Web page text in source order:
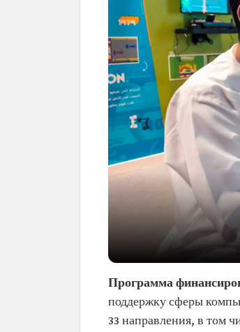
Программа
поддержку сферы
33 направления, в том